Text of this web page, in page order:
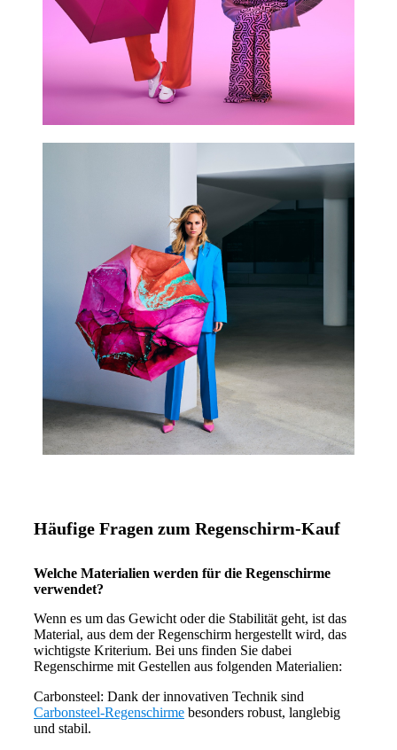
Häufige Fragen zum Regenschirm-Kauf
Welche Materialien werden für die Regenschirme
verwendet?
Wenn es um das Gewicht oder die Stabilität geht, ist das
Material, aus dem der Regenschirm hergestellt wird, das
wichtigste Kriterium. Bei uns finden Sie dabei
Regenschirme mit Gestellen aus folgenden Materialien:
Carbonsteel: Dank der innovativen Technik sind
Carbonsteel-Regenschirme besonders robust, langlebig
und stabil.